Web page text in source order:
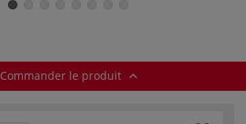
Commander le produit